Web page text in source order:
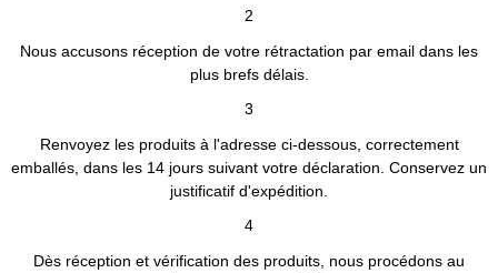
2
Nous accusons réception de votre rétractation par email dans les
plus brefs délais.
3
Renvoyez les produits à l'adresse ci-dessous, correctement
emballés, dans les 14 jours suivant votre déclaration. Conservez un
justificatif d'expédition.
4
Dès réception et vérification des produits, nous procédons au